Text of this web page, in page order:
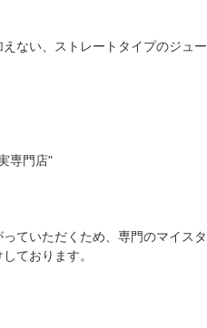
ない、ストレートタイプのジュー
専門店"
ていただくため、専門のマイスタ
ております。